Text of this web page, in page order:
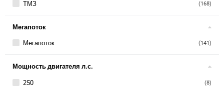
ТМЗ (168)
Мегапоток
Мегапоток
(141)
Мощность двигателя л.с.
250
(8)